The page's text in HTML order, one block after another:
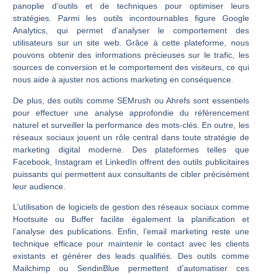
panoplie d’outils et de techniques pour optimiser leurs
stratégies. Parmi les outils incontournables figure Google
Analytics, qui permet d’analyser le comportement des
utilisateurs sur un site web. Grâce à cette plateforme, nous
pouvons obtenir des informations précieuses sur le trafic, les
sources de conversion et le comportement des visiteurs, ce qui
nous aide à ajuster nos actions marketing en conséquence.
De plus, des outils comme SEMrush ou Ahrefs sont essentiels
pour effectuer une analyse approfondie du référencement
naturel et surveiller la performance des mots-clés. En outre, les
réseaux sociaux jouent un rôle central dans toute stratégie de
marketing digital moderne. Des plateformes telles que
Facebook, Instagram et LinkedIn offrent des outils publicitaires
puissants qui permettent aux consultants de cibler précisément
leur audience.
L’utilisation de logiciels de gestion des réseaux sociaux comme
Hootsuite ou Buffer facilite également la planification et
l’analyse des publications. Enfin, l’email marketing reste une
technique efficace pour maintenir le contact avec les clients
existants et générer des leads qualifiés. Des outils comme
Mailchimp ou SendinBlue permettent d’automatiser ces